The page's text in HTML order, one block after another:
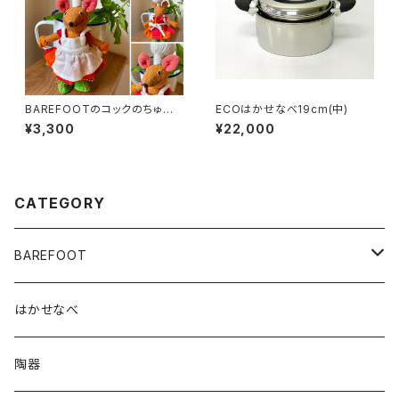
BAREFOOTのコックのちゅー
こさんとちゅーたさん
¥3,300
ECOはかせなべ19cm(中)
¥22,000
CATEGORY
BAREFOOT
ポーチ
ぞうさんポーチ
TOY
はかせなべ
陶器